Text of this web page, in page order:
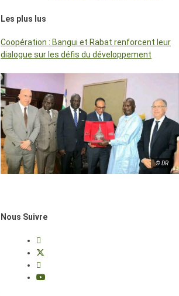
Les plus lus
Coopération : Bangui et Rabat renforcent leur
dialogue sur les défis du développement
© DR
Nous Suivre